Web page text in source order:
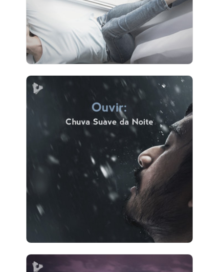
3 seguidores
Ouvir: Chuva Suave da Noite
Jogar
3 seguidores